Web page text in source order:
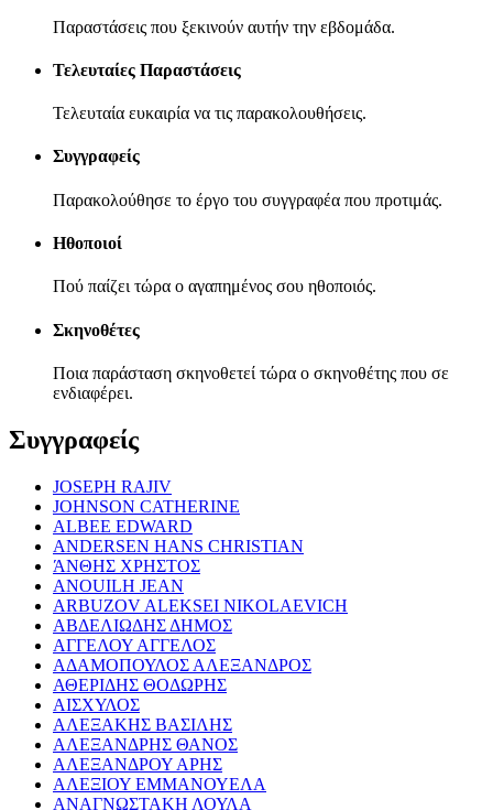
Παραστάσεις που ξεκινούν αυτήν την εβδομάδα.
Τελευταίες Παραστάσεις
Τελευταία ευκαιρία να τις παρακολουθήσεις.
Συγγραφείς
Παρακολούθησε το έργο του συγγραφέα που προτιμάς.
Ηθοποιοί
Πού παίζει τώρα ο αγαπημένος σου ηθοποιός.
Σκηνοθέτες
Ποια παράσταση σκηνοθετεί τώρα ο σκηνοθέτης που σε
ενδιαφέρει.
Συγγραφείς
JOSEPH RAJIV
JOHNSON CATHERINE
ALBEE EDWARD
ANDERSEN HANS CHRISTIAN
ΆΝΘΗΣ ΧΡΗΣΤΟΣ
ANOUILH JEAN
ARBUZOV ALEKSEI NIKOLAEVICH
ΑΒΔΕΛΙΩΔΗΣ ΔΗΜΟΣ
ΑΓΓΕΛΟΥ ΑΓΓΕΛΟΣ
ΑΔΑΜΟΠΟΥΛΟΣ ΑΛΕΞΑΝΔΡΟΣ
ΑΘΕΡΙΔΗΣ ΘΟΔΩΡΗΣ
ΑΙΣΧΥΛΟΣ
ΑΛΕΞΑΚΗΣ ΒΑΣΙΛΗΣ
ΑΛΕΞΑΝΔΡΗΣ ΘΑΝΟΣ
ΑΛΕΞΑΝΔΡΟΥ ΑΡΗΣ
ΑΛΕΞΙΟΥ ΕΜΜΑΝΟΥΕΛΑ
ΑΝΑΓΝΩΣΤΑΚΗ ΛΟΥΛΑ